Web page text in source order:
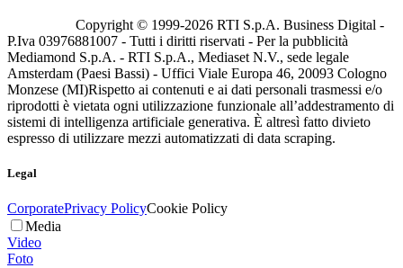
Copyright © 1999-2026 RTI S.p.A. Business Digital -
P.Iva 03976881007 - Tutti i diritti riservati - Per la pubblicità
Mediamond S.p.A. - RTI S.p.A., Mediaset N.V., sede legale
Amsterdam (Paesi Bassi) - Uffici Viale Europa 46, 20093 Cologno
Monzese (MI)Rispetto ai contenuti e ai dati personali trasmessi e/o
riprodotti è vietata ogni utilizzazione funzionale all’addestramento di
sistemi di intelligenza artificiale generativa. È altresì fatto divieto
espresso di utilizzare mezzi automatizzati di data scraping.
Legal
CorporatePrivacy PolicyCookie Policy
Media
Video
Foto